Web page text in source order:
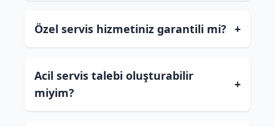
Özel servis hizmetiniz garantili mi? +
Acil servis talebi oluşturabilir
miyim?
+